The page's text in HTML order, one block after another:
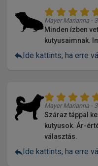
Mayer Marianna -
Minden ízben
kutyusaimnak.
Ide kattints, ha erre
Mayer Marianna -
Száraz táppal
kutyusok. Ár-
választás.
Ide kattints, ha erre